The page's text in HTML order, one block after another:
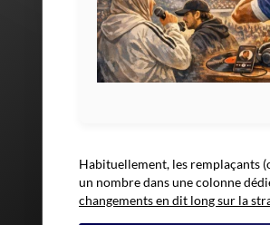
Habituellement, les remplaçants
un nombre dans une colonne
changements en dit long sur la